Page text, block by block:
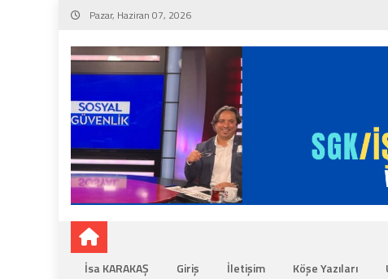
Skip
content
Pazar, Haziran 07, 2026
İsa KARAKAŞ Giriş İletişim Köşe Yazıları